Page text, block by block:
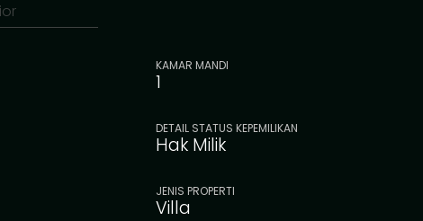
KAMAR MANDI
1
DETAIL STATUS KEPEMILIKAN
Hak Milik
JENIS PROPERTI
Villa